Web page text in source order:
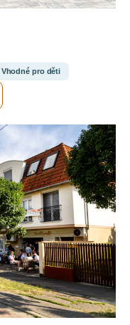
Vhodné pro děti